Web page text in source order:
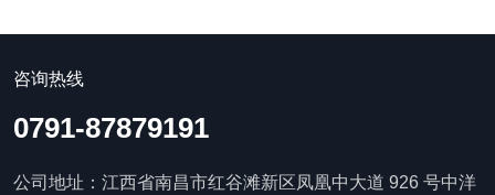
咨询热线
0791-87879191
公司地址：江西省南昌市红谷滩新区凤凰中大道 926 号中洋